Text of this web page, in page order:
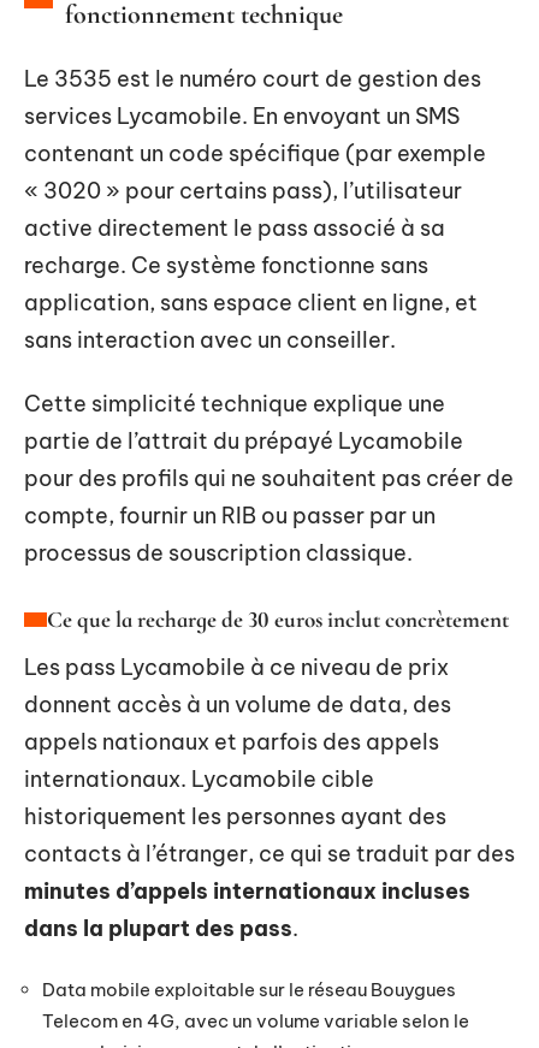
fonctionnement technique
Le 3535 est le numéro court de gestion des
services Lycamobile. En envoyant un SMS
contenant un code spécifique (par exemple
« 3020 » pour certains pass), l’utilisateur
active directement le pass associé à sa
recharge. Ce système fonctionne sans
application, sans espace client en ligne, et
sans interaction avec un conseiller.
Cette simplicité technique explique une
partie de l’attrait du prépayé Lycamobile
pour des profils qui ne souhaitent pas créer de
compte, fournir un RIB ou passer par un
processus de souscription classique.
Ce que la recharge de 30 euros inclut concrètement
Les pass Lycamobile à ce niveau de prix
donnent accès à un volume de data, des
appels nationaux et parfois des appels
internationaux. Lycamobile cible
historiquement les personnes ayant des
contacts à l’étranger, ce qui se traduit par des
minutes d’appels internationaux incluses
dans la plupart des pass.
Data mobile exploitable sur le réseau Bouygues
Telecom en 4G, avec un volume variable selon le